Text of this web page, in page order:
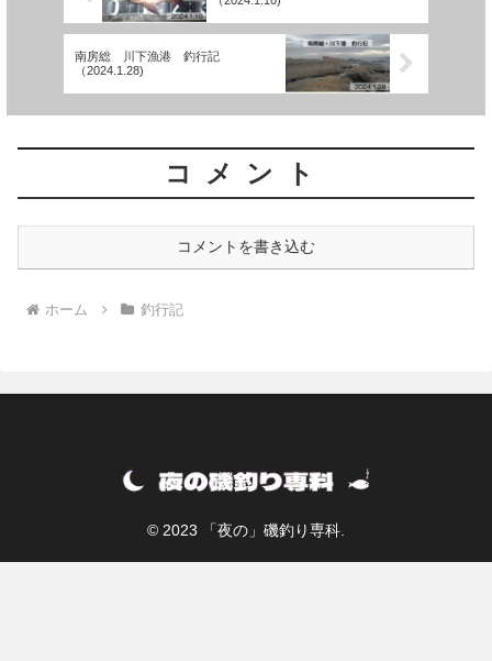
南房総 川下漁港 釣行記
（2024.1.28)
コメント
コメントを書き込む
ホーム 釣行記
© 2023 「夜の」磯釣り専科.